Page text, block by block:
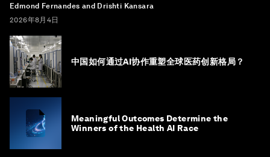
Edmond Fernandes and Drishti Kansara
2026年8月4日
中国如何通过AI协作重塑全球医药创新格局？
Meaningful Outcomes Determine the
Winners of the Health AI Race